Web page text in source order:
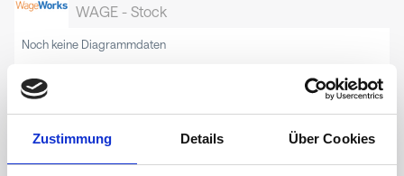
Zustimmung Details Über Cookies
WAGE - Stock
Noch keine Diagrammdaten